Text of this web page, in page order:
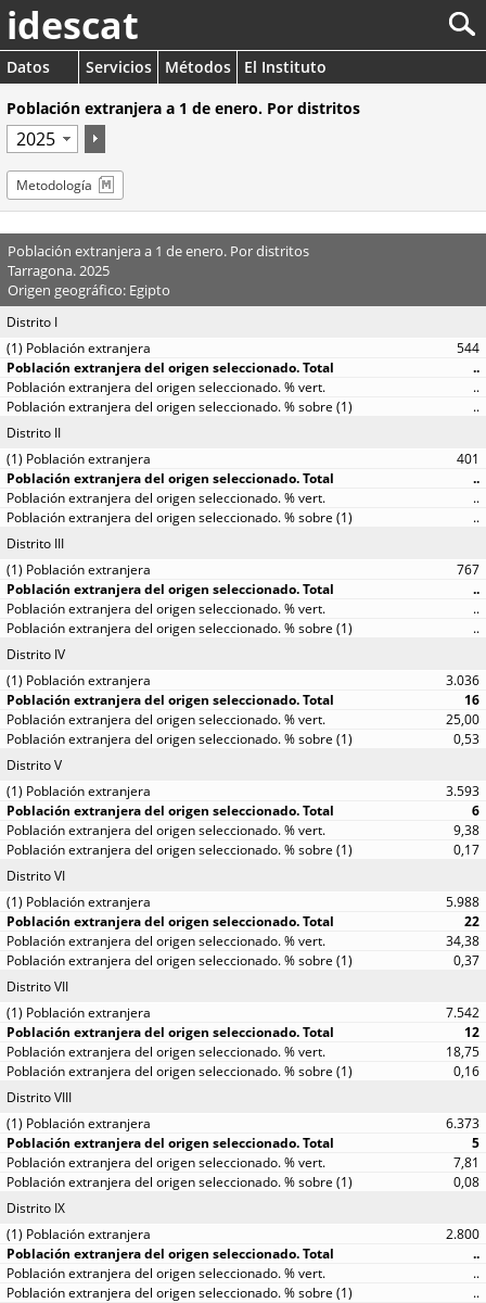
idescat
Datos Servicios Métodos
El Instituto
Población extranjera a 1 de enero. Por distritos
Metodología
Población extranjera a 1 de enero. Por distritos
Tarragona. 2025
Origen geográfico: Egipto
Distrito I
544
..
..
..
Distrito II
401
..
..
..
Distrito III
767
..
..
..
Distrito IV
3.036
16
25,00
0,53
Distrito V
3.593
6
9,38
0,17
Distrito VI
5.988
22
34,38
0,37
Distrito VII
7.542
12
18,75
0,16
Distrito VIII
6.373
5
7,81
0,08
Distrito IX
2.800
..
..
..